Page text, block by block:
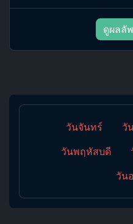
ดูผลลั
วันจันทร์ วั
วันพฤหัสบดี
วัน